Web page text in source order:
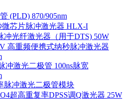
(PLD) 870/905nm
微芯片脉冲激光器 HLX-I
冲光纤激光器（用于DTS) 50W
高重频便携式纳秒脉冲激光器
冲激光二极管 100ns脉宽
脉冲激光二极管模块
超高重复率DPSS调Q激光器 25W